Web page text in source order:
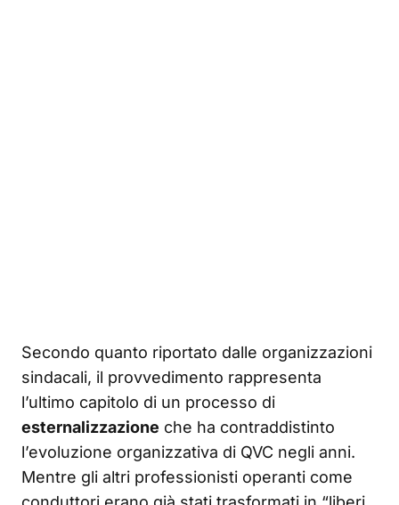
Secondo quanto riportato dalle organizzazioni
sindacali, il provvedimento rappresenta
l’ultimo capitolo di un processo di
esternalizzazione che ha contraddistinto
l’evoluzione organizzativa di QVC negli anni.
Mentre gli altri professionisti operanti come